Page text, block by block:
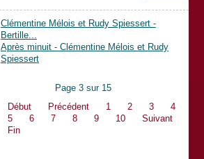
Clémentine Mélois et Rudy Spiessert -
Bertille...
Après minuit - Clémentine Mélois et Rudy
Spiessert
Page 3 sur 15
Début
Précédent 1 2 3
4
5
6 7 8 9 10
Suivant
Fin